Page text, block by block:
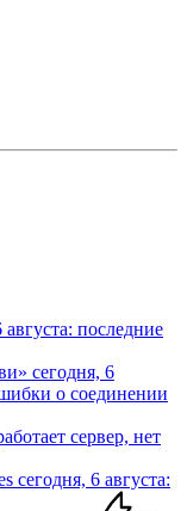
последние
сегодня, 6
о соединении
сервер, нет
сегодня, 6 августа: